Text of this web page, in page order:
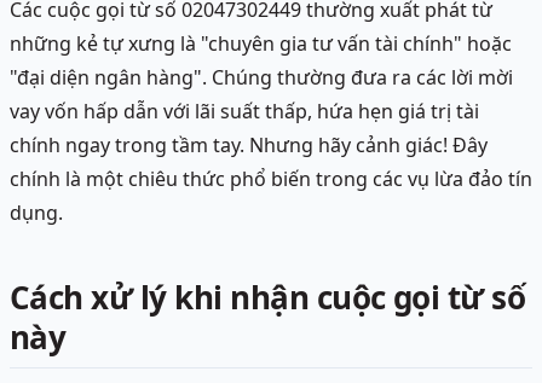
Các cuộc gọi từ số 02047302449 thường xuất phát từ
những kẻ tự xưng là "chuyên gia tư vấn tài chính" hoặc
"đại diện ngân hàng". Chúng thường đưa ra các lời mời
vay vốn hấp dẫn với lãi suất thấp, hứa hẹn giá trị tài
chính ngay trong tầm tay. Nhưng hãy cảnh giác! Đây
chính là một chiêu thức phổ biến trong các vụ lừa đảo tín
dụng.
Cách xử lý khi nhận cuộc gọi từ số
này